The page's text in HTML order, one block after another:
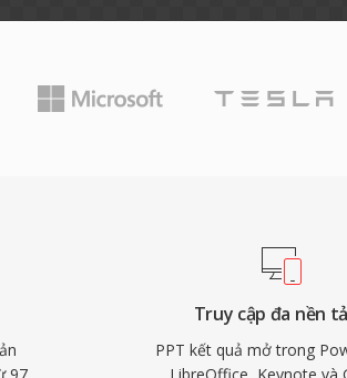
Truy cập đa nền
PPT kết quả mở trong